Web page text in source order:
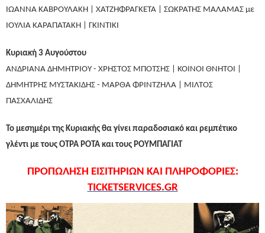
ΙΩΑΝΝΑ ΚΑΒΡΟΥΛΑΚΗ | ΧΑΤΖΗΦΡΑΓΚΕΤΑ | ΣΩΚΡΑΤΗΣ ΜΑΛΑΜΑΣ με
ΙΟΥΛΙΑ ΚΑΡΑΠΑΤΑΚΗ | ΓΚΙΝΤΙΚΙ
Κυριακή 3 Αυγούστου
ΑΝΔΡΙΑΝΑ ΔΗΜΗΤΡΙΟΥ - ΧΡΗΣΤΟΣ ΜΠΟΤΣΗΣ | ΚΟΙΝΟΙ ΘΝΗΤΟΙ |
ΔΗΜΗΤΡΗΣ ΜΥΣΤΑΚΙΔΗΣ - ΜΑΡΘΑ ΦΡΙΝΤΖΗΛΑ | ΜΙΛΤΟΣ
ΠΑΣΧΑΛΙΔΗΣ
Το μεσημέρι της Κυριακής θα γίνει παραδοσιακό και ρεμπέτικο
γλέντι με τους ΟΤΡΑ ΡΟΤΑ και τους ΡΟΥΜΠΑΓΙΑΤ
ΠΡΟΠΩΛΗΣΗ ΕΙΣΙΤΗΡΙΩΝ ΚΑΙ ΠΛΗΡΟΦΟΡΙΕΣ:
TICKETSERVICES.GR